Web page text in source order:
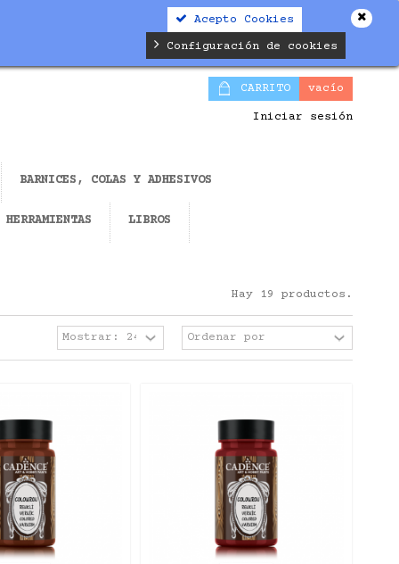
Acepto Cookies
Configuración de cookies
CARRITO vacío
Iniciar sesión
BARNICES, COLAS Y ADHESIVOS
HERRAMIENTAS LIBROS
Hay 19 productos.